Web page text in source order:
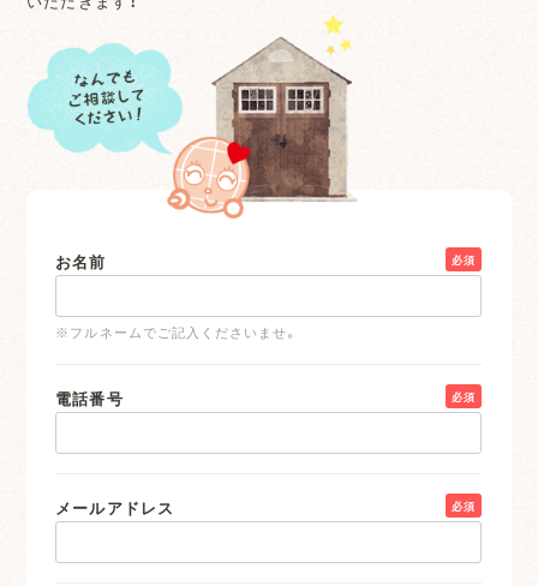
お名前 必須
※フルネームでご記入くださいませ。
電話番号 必須
メールアドレス 必須